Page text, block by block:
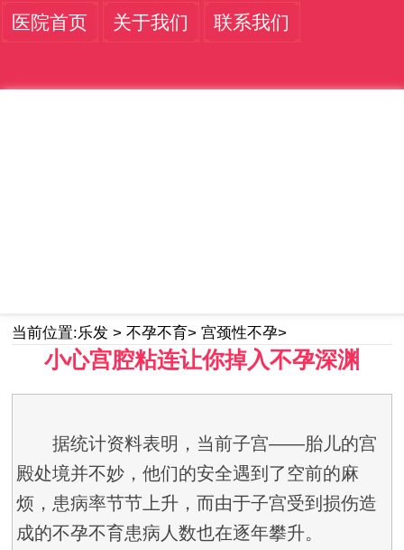
医院首页 关于我们 联系我们
当前位置:乐发> 不孕不育> 宫颈性不孕>
小心宫腔粘连让你掉入不孕深渊
据统计资料表明，当前子宫——胎儿的宫
殿处境并不妙，他们的安全遇到了空前的麻
烦，患病率节节上升，而由于子宫受到损伤造
成的不孕不育患病人数也在逐年攀升。